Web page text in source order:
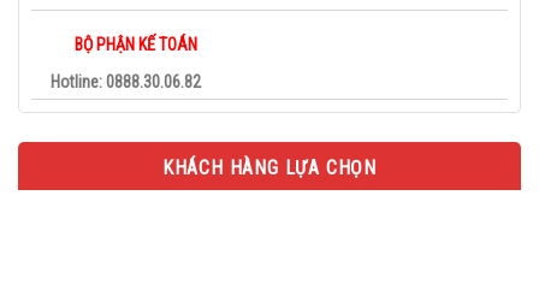
BỘ PHẬN KẾ TOÁN
Hotline: 0888.30.06.82
KHÁCH HÀNG LỰA CHỌN